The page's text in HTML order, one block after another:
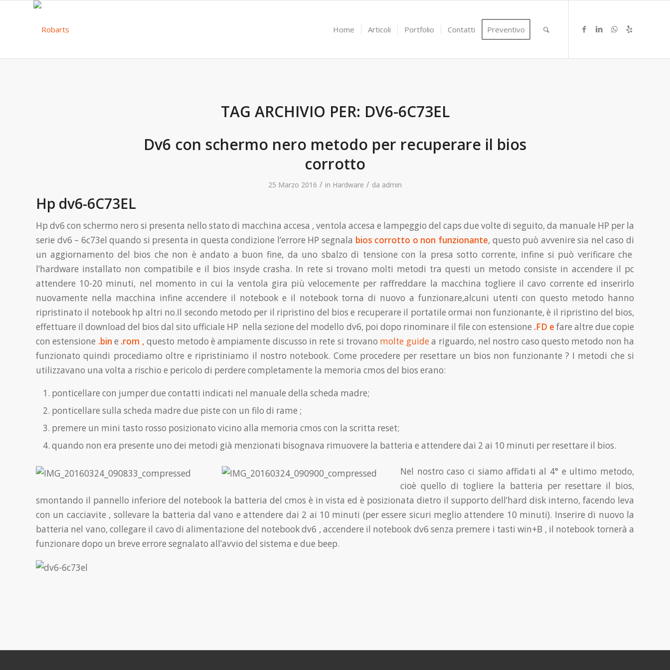
Home Articoli Portfolio Contatti Preventivo
TAG ARCHIVIO PER: DV6-6C73EL
Dv6 con schermo nero metodo per recuperare il bios
corrotto
25 Marzo 2016 / in Hardware / da admin
Hp dv6-6C73EL
Hp dv6 con schermo nero si presenta nello stato di macchina accesa , ventola accesa e lampeggio del caps due volte di seguito, da manuale HP per la
serie dv6 – 6c73el quando si presenta in questa condizione l’errore HP segnala bios corrotto o non funzionante, questo può avvenire sia nel caso di
un aggiornamento del bios che non è andato a buon fine, da uno sbalzo di tensione con la presa sotto corrente, infine si può verificare che
l’hardware installato non compatibile e il bios insyde crasha. In rete si trovano molti metodi tra questi un metodo consiste in accendere il pc
attendere 10-20 minuti, nel momento in cui la ventola gira più velocemente per raffreddare la macchina togliere il cavo corrente ed inserirlo
nuovamente nella macchina infine accendere il notebook e il notebook torna di nuovo a funzionare,alcuni utenti con questo metodo hanno
ripristinato il notebook hp altri no.Il secondo metodo per il ripristino del bios e recuperare il portatile ormai non funzionante, è il ripristino del bios,
effettuare il download del bios dal sito ufficiale HP nella sezione del modello dv6, poi dopo rinominare il file con estensione .FD e fare altre due copie
con estensione .bin e .rom ,questo metodo è ampiamente discusso in rete si trovano molte guidea riguardo, nel nostro caso questo metodo non ha
funzionato quindi procediamo oltre e ripristiniamo il nostro notebook. Come procedere per resettare un bios non funzionante ? I metodi che si
utilizzavano una volta a rischio e pericolo di perdere completamente la memoria cmos del bios erano:
ponticellare con jumper due contatti indicati nel manuale della scheda madre;
ponticellare sulla scheda madre due piste con un filo di rame ;
premere un mini tasto rosso posizionato vicino alla memoria cmos con la scritta reset;
quando non era presente uno dei metodi già menzionati bisognava rimuovere la batteria e attendere dai 2 ai 10 minuti per resettare il bios.
Nel nostro caso ci siamo affidati al 4° e ultimo metodo,
cioè quello di togliere la batteria per resettare il bios,
smontando il pannello inferiore del notebook la batteria del cmos è in vista ed è posizionata dietro il supporto dell’hard disk interno, facendo leva
con un cacciavite , sollevare la batteria dal vano e attendere dai 2 ai 10 minuti (per essere sicuri meglio attendere 10 minuti). Inserire di nuovo la
batteria nel vano, collegare il cavo di alimentazione del notebook dv6 , accendere il notebook dv6 senza premere i tasti win+B , il notebook tornerà a
funzionare dopo un breve errore segnalato all’avvio del sistema e due beep.